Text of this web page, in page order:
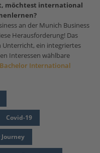
möchtest international
an der Munich Business
Herausforderung! Das
ein integriertes
Interessen wählbare
Bachelor International
Covid-19